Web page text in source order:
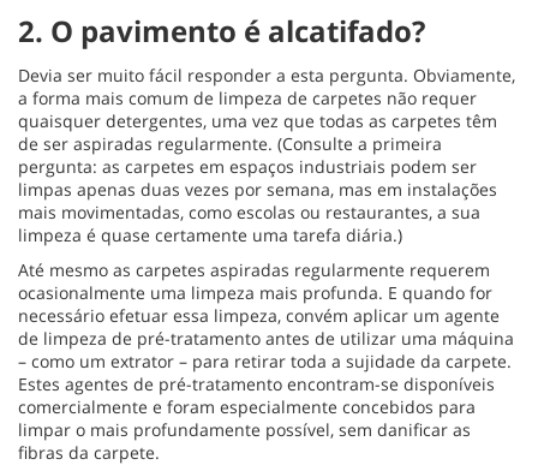
2. O pavimento é alcatifado?
Devia ser muito fácil responder a esta pergunta. Obviamente,
a forma mais comum de limpeza de carpetes não requer
quaisquer detergentes, uma vez que todas as carpetes têm
de ser aspiradas regularmente. (Consulte a primeira
pergunta: as carpetes em espaços industriais podem ser
limpas apenas duas vezes por semana, mas em instalações
mais movimentadas, como escolas ou restaurantes, a sua
limpeza é quase certamente uma tarefa diária.)
Até mesmo as carpetes aspiradas regularmente requerem
ocasionalmente uma limpeza mais profunda. E quando for
necessário efetuar essa limpeza, convém aplicar um agente
de limpeza de pré-tratamento antes de utilizar uma máquina
– como um extrator – para retirar toda a sujidade da carpete.
Estes agentes de pré-tratamento encontram-se disponíveis
comercialmente e foram especialmente concebidos para
limpar o mais profundamente possível, sem danificar as
fibras da carpete.